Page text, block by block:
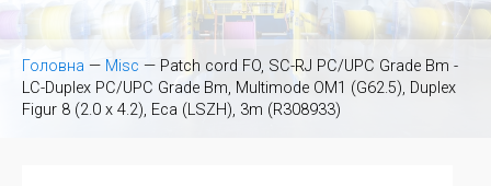
Головна — Misc — Patch cord FO, SC-RJ PC/UPC Grade Bm -
LC-Duplex PC/UPC Grade Bm, Multimode OM1 (G62.5), Duplex
Figur 8 (2.0 x 4.2), Eca (LSZH), 3m (R308933)